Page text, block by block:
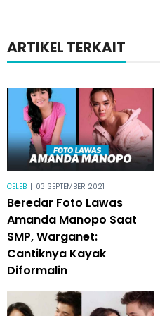
ARTIKEL TERKAIT
CELEB | 03 SEPTEMBER 2021
Beredar Foto Lawas
Amanda Manopo Saat
SMP, Warganet:
Cantiknya Kayak
Diformalin